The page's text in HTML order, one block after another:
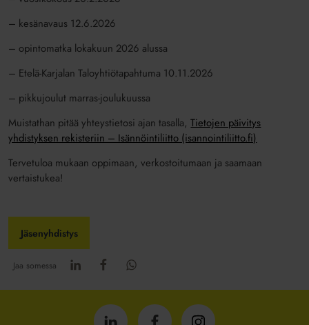
– kesänavaus 12.6.2026
– opintomatka lokakuun 2026 alussa
– Etelä-Karjalan Taloyhtiötapahtuma 10.11.2026
– pikkujoulut marras-joulukuussa
Muistathan pitää yhteystietosi ajan tasalla,Tietojen päivitys
yhdistyksen rekisteriin – Isännöintiliitto (isannointiliitto.fi)
Tervetuloa mukaan oppimaan, verkostoitumaan ja saamaan
vertaistukea!
Jäsenyhdistys
Jaa somessa